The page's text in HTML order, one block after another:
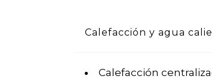
Calefacción y agua
Calefacción